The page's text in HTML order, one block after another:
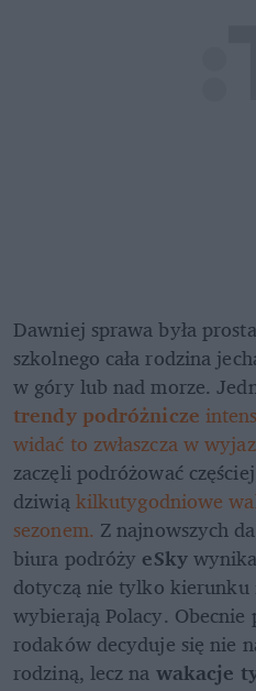
Dawniej sprawa była
szkolnego cała rodzina
trendy podróżnicze
widać to zwłaszcza w
zaczęli podróżować
dziwią kilkutygodniowe
sezonem. Z najnowszych
biura podróży eSky
dotyczą nie tylko kierunku
wybierają Polacy. Obecnie
rodaków decyduje się nie
rodziną, lecz na wakacje